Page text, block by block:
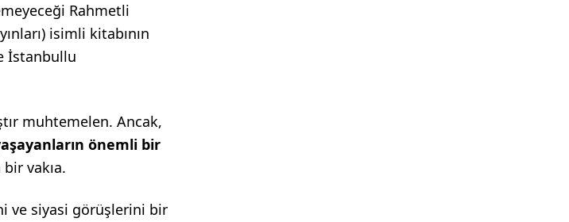
Rahmetli
isimli kitabının
İstanbullu
muhtemelen. Ancak,
önemli bir
bir vakıa.
ve siyasi görüşlerini bir